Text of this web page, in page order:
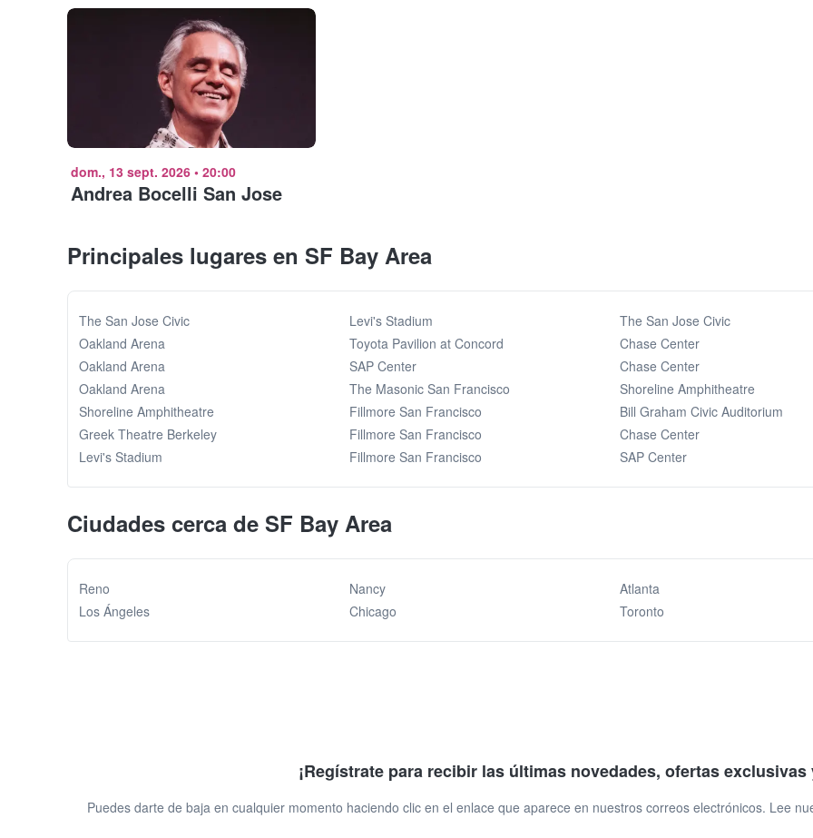
dom., 13 sept. 2026 • 20:00
Andrea Bocelli San Jose
Principales lugares en SF Bay Area
The San Jose Civic
Oakland Arena
Oakland Arena
Oakland Arena
Shoreline Amphitheatre
Greek Theatre Berkeley
Levi's Stadium
Levi's Stadium
Toyota Pavilion at Concord
SAP Center
The Masonic San Francisco
Fillmore San Francisco
Fillmore San Francisco
Fillmore San Francisco
The San Jose Civic
Chase Center
Chase Center
Shoreline Amphitheatre
Bill Graham Civic Auditorium
Chase Center
SAP Center
Ciudades cerca de SF Bay Area
Reno
Los Ángeles
Nancy
Chicago
Atlanta
Toronto
¡Regístrate para recibir las últimas novedades, ofertas
Puedes darte de baja en cualquier momento haciendo clic en el enlace que aparece en nuestros correos electrónicos. Lee